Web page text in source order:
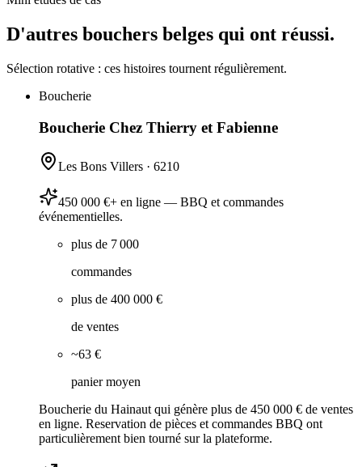
D'autres bouchers belges qui ont réussi.
Sélection rotative : ces histoires tournent régulièrement.
Boucherie
Boucherie Chez Thierry et Fabienne
Les Bons Villers · 6210
450 000 €+ en ligne — BBQ et commandes
événementielles.
plus de 7 000
commandes
plus de 400 000 €
de ventes
~63 €
panier moyen
Boucherie du Hainaut qui génère plus de 450 000 € de ventes
en ligne. Reservation de pièces et commandes BBQ ont
particulièrement bien tourné sur la plateforme.